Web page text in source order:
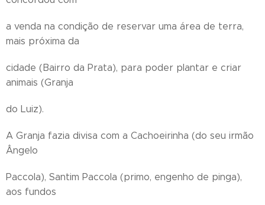
a venda na condição de reservar uma área de terra,
mais próxima da
cidade (Bairro da Prata), para poder plantar e criar
animais (Granja
do Luiz).
A Granja fazia divisa com a Cachoeirinha (do seu irmão
Ângelo
Paccola), Santim Paccola (primo, engenho de pinga),
aos fundos